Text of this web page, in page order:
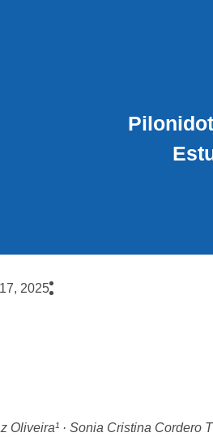
2025
Oliveira¹ · Sonia Cristina Cordero